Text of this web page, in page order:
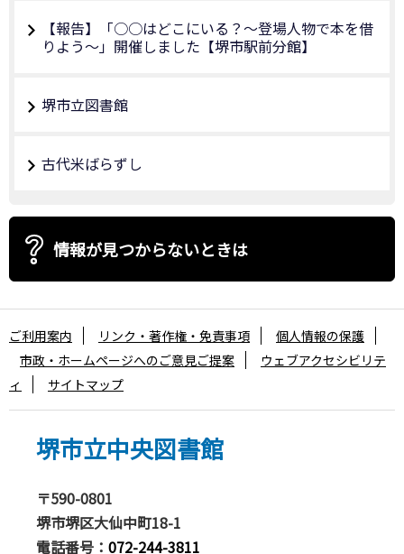
【報告】「○○はどこにいる？～登場人物で本を借
りよう～」開催しました【堺市駅前分館】
堺市立図書館
古代米ばらずし
情報が見つからないときは
堺市立中央図書館
〒590-0801
堺市堺区大仙中町18-1
電話番号： 072-244-3811
ご利用案内 リンク・著作権・免責事項
個人情報の保護
市政・ホームページへのご意見ご提案
ウェブアクセシビリテ
ィ
サイトマップ